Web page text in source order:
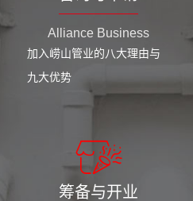
Alliance Business
加入崂山管业的八大理由与
九大优势
筹备与开业